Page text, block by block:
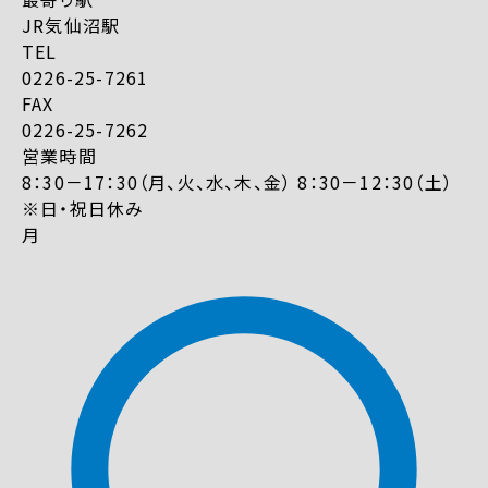
JR気仙沼駅
TEL
0226-25-7261
FAX
0226-25-7262
営業時間
8：30－17：30（月、火、水、木、金） 8：30－12：30（土）
※日・祝日休み
月